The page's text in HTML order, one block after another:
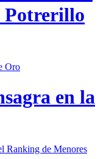
Potrerillo
en la